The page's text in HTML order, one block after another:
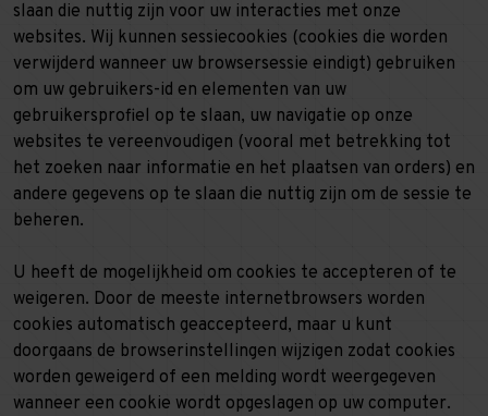
slaan die nuttig zijn voor uw interacties met onze
websites. Wij kunnen sessiecookies (cookies die worden
verwijderd wanneer uw browsersessie eindigt) gebruiken
om uw gebruikers-id en elementen van uw
gebruikersprofiel op te slaan, uw navigatie op onze
websites te vereenvoudigen (vooral met betrekking tot
het zoeken naar informatie en het plaatsen van orders) en
andere gegevens op te slaan die nuttig zijn om de sessie te
beheren.
U heeft de mogelijkheid om cookies te accepteren of te
weigeren. Door de meeste internetbrowsers worden
cookies automatisch geaccepteerd, maar u kunt
doorgaans de browserinstellingen wijzigen zodat cookies
worden geweigerd of een melding wordt weergegeven
wanneer een cookie wordt opgeslagen op uw computer.